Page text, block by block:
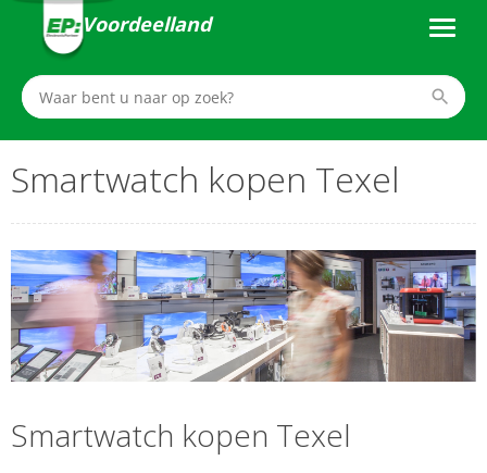
Voordeelland
Smartwatch kopen Texel
Smartwatch kopen Texel